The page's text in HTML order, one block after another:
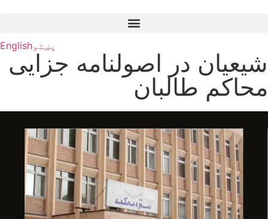
پښتوEnglish
شیعیان در اصولنامه جزایی
محاکم طالبان